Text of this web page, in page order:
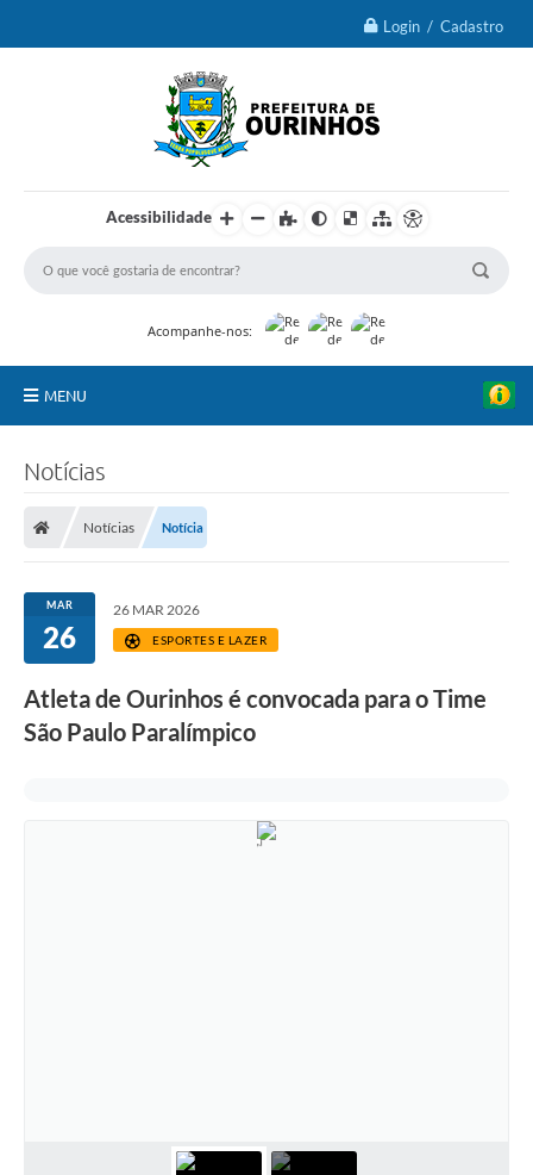
Login / Cadastro
Acessibilidade
Acompanhe-nos:
MENU
Portal da Transparência
Turismo
Secretarias
Notícias
Notícias Notícia
MAR
26
26 MAR 2026
ESPORTES E LAZER
Atleta de Ourinhos é convocada para o Time
São Paulo Paralímpico